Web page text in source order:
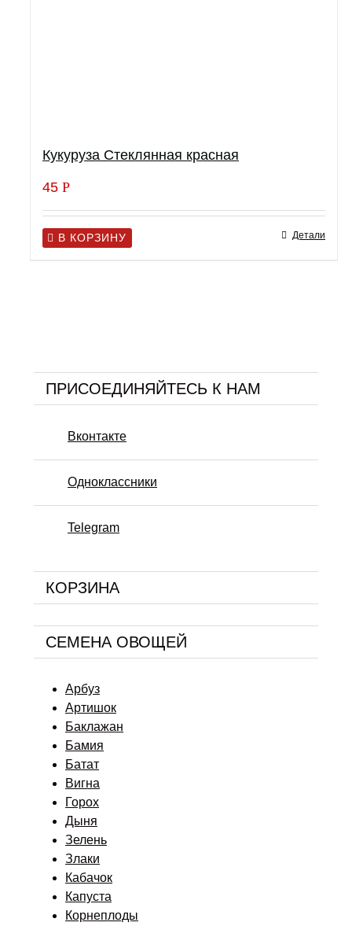
Кукуруза Стеклянная красная
45 Р
В КОРЗИНУ Детали
ПРИСОЕДИНЯЙТЕСЬ К НАМ
Вконтакте
Одноклассники
Telegram
КОРЗИНА
СЕМЕНА ОВОЩЕЙ
Арбуз
Артишок
Баклажан
Бамия
Батат
Вигна
Горох
Дыня
Зелень
Злаки
Кабачок
Капуста
Корнеплоды